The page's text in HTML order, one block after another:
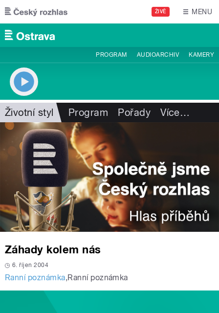
Přejít k hlavnímu obsahu
ŽIVĚ MENU
PROGRAM AUDIOARCHIV KAMERY
Životní styl Program Pořady Více…
Záhady kolem nás
6. říjen 2004
Ranní poznámka,Ranní poznámka